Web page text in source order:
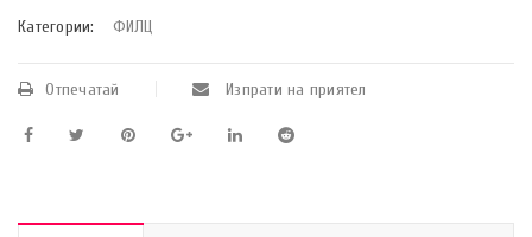
Категории: ФИЛЦ
Отпечатай Изпрати на приятел